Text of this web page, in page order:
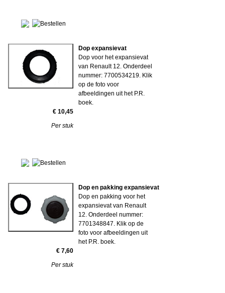
Dop expansievat
Dop voor het expansievat
van Renault 12. Onderdeel
nummer: 7700534219. Klik
op de foto voor
afbeeldingen uit het P.R.
boek.
€ 10,45
Per stuk
Dop en pakking expansievat
Dop en pakking voor het
expansievat van Renault
12. Onderdeel nummer:
7701348847. Klik op de
foto voor afbeeldingen uit
het P.R. boek.
€ 7,60
Per stuk